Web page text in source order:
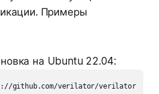
Примеры
на Ubuntu 22.04:
github.com/verilator/verilator